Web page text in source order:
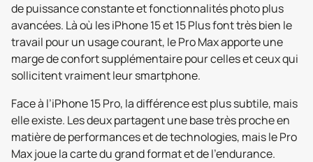
de puissance constante et fonctionnalités photo plus
avancées. Là où les iPhone 15 et 15 Plus font très bien le
travail pour un usage courant, le Pro Max apporte une
marge de confort supplémentaire pour celles et ceux qui
sollicitent vraiment leur smartphone.
Face à l’iPhone 15 Pro, la différence est plus subtile, mais
elle existe. Les deux partagent une base très proche en
matière de performances et de technologies, mais le Pro
Max joue la carte du grand format et de l’endurance.